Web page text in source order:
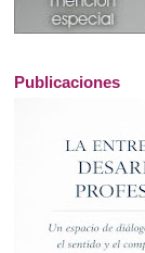
Publicaciones